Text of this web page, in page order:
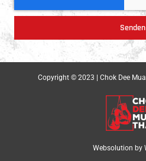
Senden
Copyright © 2023 | Chok Dee
Websolution by